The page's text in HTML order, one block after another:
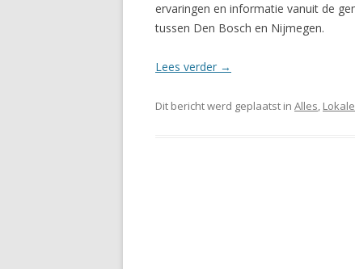
ervaringen en informatie vanuit de
tussen Den Bosch en Nijmegen.
Lees verder →
Dit bericht werd geplaatst in Alles,